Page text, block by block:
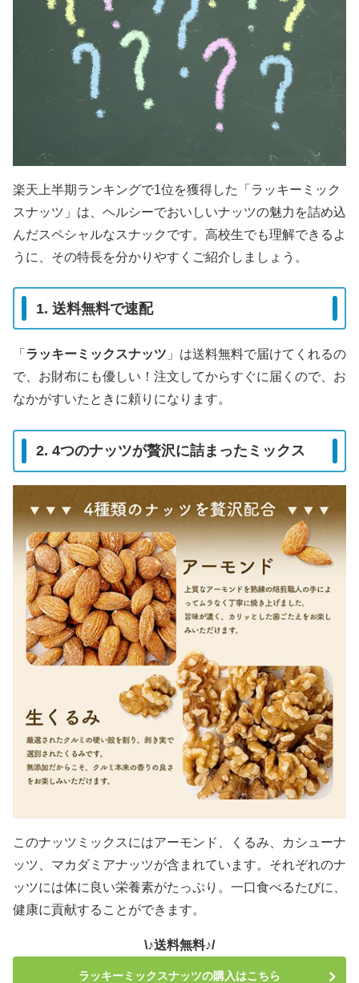
楽天上半期ランキングで1位を獲得した「ラッキーミック
スナッツ」は、ヘルシーでおいしいナッツの魅力を詰め込
んだスペシャルなスナックです。高校生でも理解できるよ
うに、その特長を分かりやすくご紹介しましょう。
1. 送料無料で速配
「 ラッキーミックスナッツ 」は送料無料で届けてくれるの
で、お財布にも優しい！注文してからすぐに届くので、お
なかがすいたときに頼りになります。
2. 4つのナッツが贅沢に詰まったミックス
このナッツミックスにはアーモンド、くるみ、カシューナ
ッツ、マカダミアナッツが含まれています。それぞれのナ
ッツには体に良い栄養素がたっぷり。一口食べるたびに、
健康に貢献することができます。
\♪送料無料♪/
ラッキーミックスナッツの購入はこちら